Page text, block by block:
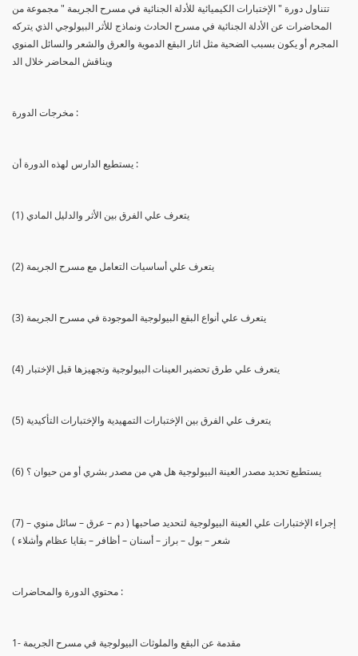
تتناول دورة " الإختبارات الكيميائية للأدلة الجنائية في مسرح الجريمة " مجموعة من
المحاضرات عن الأدلة الجنائية في مسرح الحادث ونماذج للأثر البيولوجي الذي يتركه
المجرم أو يكون بسبب الضحية مثل اثار البقع الدموية والعرق والشعر والسائل المنوي
ويناقش المحاضر خلال الد
مخرجات الدورة :
يستطيع الدارس لهذه الدورة أن :
(1) يتعرف علي الفرق بين الأثر والدليل المادي
(2) يتعرف علي أساسيات التعامل مع مسرح الجريمة
(3) يتعرف علي أنواع البقع البيولوجية الموجودة في مسرح الجريمة
(4) يتعرف علي طرق تحضير العينات البيولوجية وتجهيزها قبل الإختبار
(5) يتعرف علي الفرق بين الإختبارات التمهيدية والإختبارات التأكيدية
(6) يستطيع تحديد مصدر العينة البيولوجية هل هي من مصدر بشري أو من حيوان ؟
(7) إجراء الإختبارات علي العينة البيولوجية لتحديد صاحبها ( دم – عرق – سائل منوي –
شعر – بول – براز – أسنان – أظافر – بقايا عظام وأشلاء )
محتوي الدورة والمحاضرات :
1- مقدمة عن البقع والملوثات البيولوجية في مسرح الجريمة